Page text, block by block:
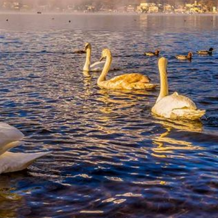
reikwijdte door en om jouw heen gaan cirkelen en vult ook
jouw woning op met geholyseerde Kracht & Liefde.
Haar beschermende LeMUria Christus-Christina Eenheids
Kristalmantel zal door niets en niemand ontkracht kunnen
worden.
Degene die deze vergulde Hanger geregeld draagt en
gebruikt tijdens Meditatie, zal vervuld worden van Moeder
Liefde uit de LeMUria Bron van al het leven én in haar
Gouden Hart ontvangen en verspreiden, zodanig dat zij
ook voedend zal inwerken op haar woning en leefwereld.
Haar Gouden LeMUria Kwan Yin energie zal de drager
stimuleren om te groeien tot Eenheidsbewustzijn van
Lichaam, Ziel & Geest, om hierdoor alsmaar meer
aanwezig te durven zijn en in een steeds groter wordend
LeMUria-veld haar LeMUria Hartenkracht uit te gaan
Stralen.
Dit krachtige healer kristal verhoogt de energetische
trilling van de drager tot aan het niveau van goddelijke